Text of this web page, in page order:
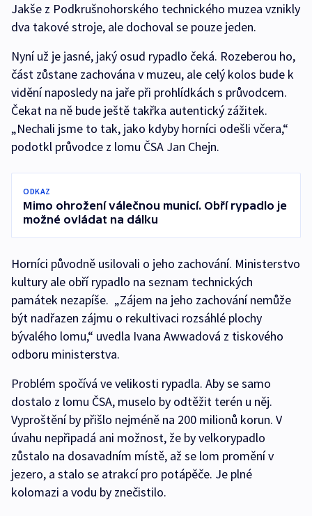
Jakše z Podkrušnohorského technického muzea vznikly
dva takové stroje, ale dochoval se pouze jeden.
Nyní už je jasné, jaký osud rypadlo čeká. Rozeberou ho,
část zůstane zachována v muzeu, ale celý kolos bude k
vidění naposledy na jaře při prohlídkách s průvodcem.
Čekat na ně bude ještě takřka autentický zážitek.
„Nechali jsme to tak, jako kdyby horníci odešli včera,“
podotkl průvodce z lomu ČSA Jan Chejn.
ODKAZ
Mimo ohrožení válečnou municí. Obří rypadlo je
možné ovládat na dálku
Horníci původně usilovali o jeho zachování. Ministerstvo
kultury ale obří rypadlo na seznam technických
památek nezapíše. „Zájem na jeho zachování nemůže
být nadřazen zájmu o rekultivaci rozsáhlé plochy
bývalého lomu,“ uvedla Ivana Awwadová z tiskového
odboru ministerstva.
Problém spočívá ve velikosti rypadla. Aby se samo
dostalo z lomu ČSA, muselo by odtěžit terén u něj.
Vyproštění by přišlo nejméně na 200 milionů korun. V
úvahu nepřipadá ani možnost, že by velkorypadlo
zůstalo na dosavadním místě, až se lom promění v
jezero, a stalo se atrakcí pro potápěče. Je plné
kolomazi a vodu by znečistilo.